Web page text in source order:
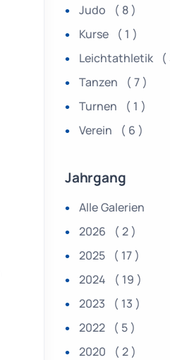
Judo ( 8 )
Kurse ( 1 )
Leichtathletik (
Tanzen ( 7 )
Turnen ( 1 )
Verein ( 6 )
Jahrgang
Alle Galerien
2026 ( 2 )
2025 ( 17 )
2024 ( 19 )
2023 ( 13 )
2022 ( 5 )
2020 ( 2 )